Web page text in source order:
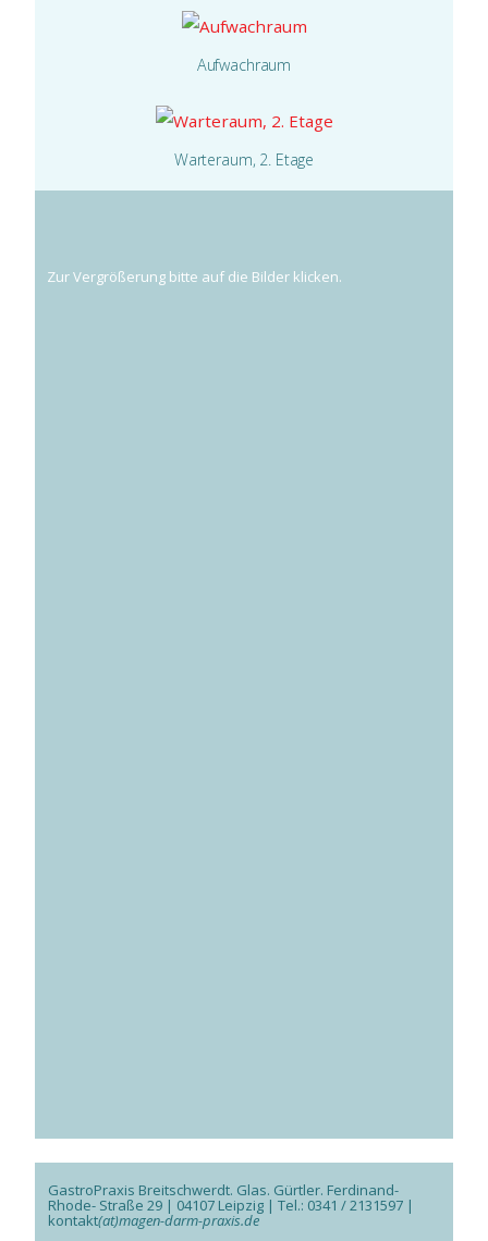
Aufwachraum
Warteraum, 2. Etage
Zur Vergrößerung bitte auf die Bilder klicken.
GastroPraxis Breitschwerdt. Glas. Gürtler. Ferdinand-
Rhode- Straße 29 | 04107 Leipzig | Tel.: 0341 / 2131597 |
kontakt(at)magen-darm-praxis.de